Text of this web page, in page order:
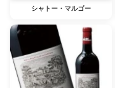
シャトー・マルゴー